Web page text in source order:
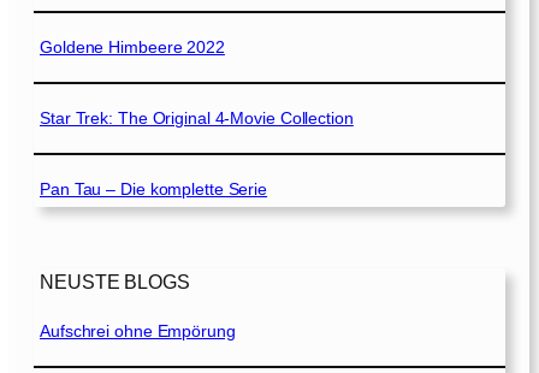
Goldene Himbeere 2022
Star Trek: The Original 4-Movie Collection
Pan Tau – Die komplette Serie
NEUSTE BLOGS
Aufschrei ohne Empörung